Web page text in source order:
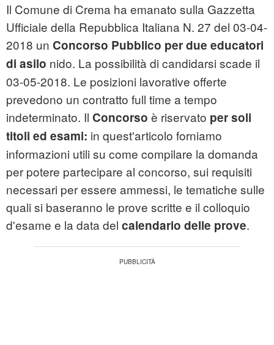
Il Comune di Crema ha emanato sulla Gazzetta
Ufficiale della Repubblica Italiana N. 27 del 03-04-
2018 un Concorso Pubblico per due educatori
di asilo nido. La possibilità di candidarsi scade il
03-05-2018. Le posizioni lavorative offerte
prevedono un contratto full time a tempo
indeterminato. Il Concorso è riservato per soli
titoli ed esami: in quest'articolo forniamo
informazioni utili su come compilare la domanda
per potere partecipare al concorso, sui requisiti
necessari per essere ammessi, le tematiche sulle
quali si baseranno le prove scritte e il colloquio
d'esame e la data del calendario delle prove.